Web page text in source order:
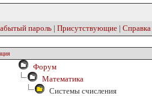
пароль | Присутствующие | Справка
Форум
Математика
Системы счисления